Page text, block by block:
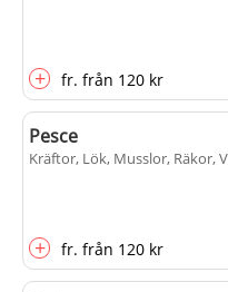
+ fr. från 120 kr
Pesce
Kräftor, Lök, Musslor, Räkor,
+ fr. från 120 kr